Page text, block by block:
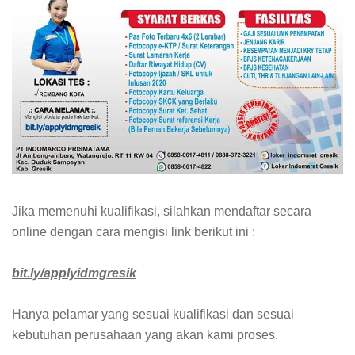
Jika memenuhi kualifikasi, silahkan mendaftar secara
online dengan cara mengisi link berikut ini :
bit.ly/applyidmgresik
Hanya pelamar yang sesuai kualifikasi dan sesuai
kebutuhan perusahaan yang akan kami proses.